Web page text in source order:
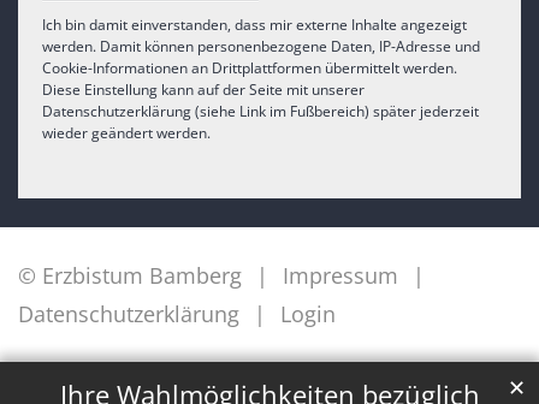
Ihre Wahlmöglichkeiten bezüglich ✕
Ich bin damit einverstanden, dass mir externe Inhalte angezeigt
werden. Damit können personenbezogene Daten, IP-Adresse und
Cookie-Informationen an Drittplattformen übermittelt werden.
Diese Einstellung kann auf der Seite mit unserer
Datenschutzerklärung (siehe Link im Fußbereich) später jederzeit
wieder geändert werden.
© Erzbistum Bamberg
Impressum
Datenschutzerklärung
Login